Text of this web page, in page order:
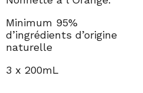
Minimum 95%
d’ingrédients d’origine
naturelle
3 x 200mL